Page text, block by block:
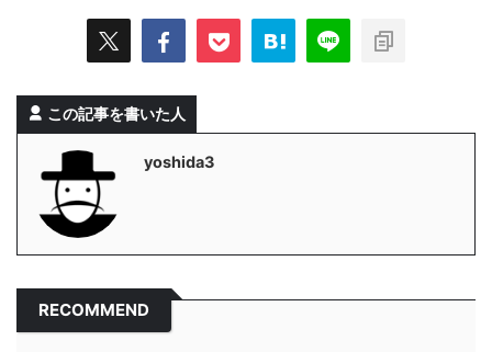
この記事を書いた人
yoshida3
RECOMMEND